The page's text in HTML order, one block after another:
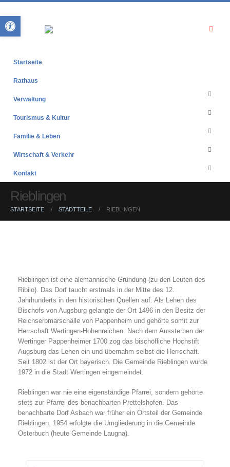
Startseite
Rathaus
Verwaltung
Tourismus & Kultur
Familie & Leben
Wirtschaft & Verkehr
Kontakt
Rieblingen
STARTSEITE STADTTEILE RIEBLINGEN
Rieblingen ist eine alemannische Gründung (zu den Leuten des
Ribilo). Das Dorf taucht erstmals in der Mitte des 12.
Jahrhunderts in den historischen Quellen auf. Als Lehen des
Bischofs von Augsburg gelangte der Ort 1496 in den Besitz der
Reichserbmarschälle von Pappenheim und gehörte somit zur
Herrschaft Wertingen-Hohenreichen. Nach dem Aussterben der
Wertinger Pappenheimer 1700 zog das bischöfliche Hochstift
Augsburg das Lehen ein und übernahm selbst die Herrschaft.
Seit 1802 ist der Ort bayerisch. Die Gemeinde Rieblingen wurde
1972 in die Stadt Wertingen eingemeindet.
Rieblingen war nie eine eigenständige Pfarrei, sondern gehörte
stets zur Pfarrei des benachbarten Prettelshofen. Das
benachbarte Dorf Asbach war früher ein Ortsteil der Gemeinde
Rieblingen. 1954 erfolgte die Umgliederung in die Gemeinde
Osterbuch (heute Gemeinde Laugna).
Open toolbar